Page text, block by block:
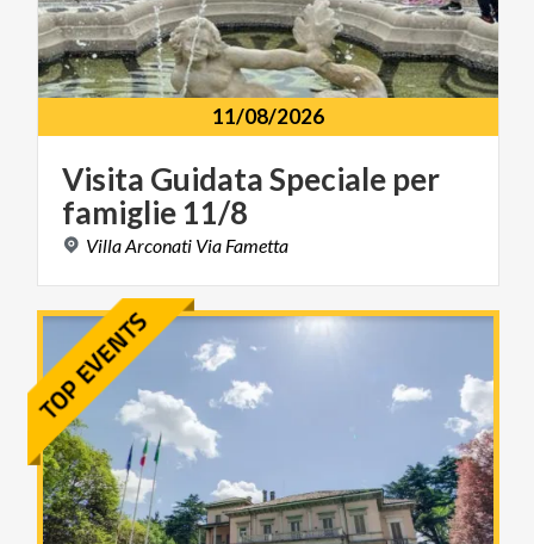
11/08/2026
Visita GuidataSpeciale per
famiglie 11/8
VillaArconati Via Fametta